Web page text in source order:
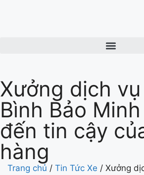
Xưởng dịch
Bình Bảo
đến tin cậy
hàng
Trang chủ / Tin Tức Xe / Xưởng